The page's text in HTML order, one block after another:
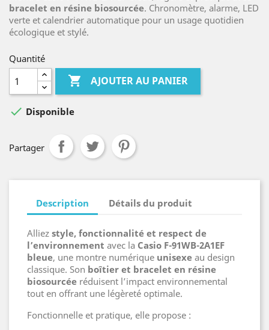
bracelet en résine biosourcée. Chronomètre, alarme, LED
verte et calendrier automatique pour un usage quotidien
écologique et stylé.
Quantité
 AJOUTER AU PANIER
 Disponible
Partager
Description Détails du produit
Alliez style, fonctionnalité et respect de
l’environnement avec la Casio F-91WB-2A1EF
bleue, une montre numérique unisexe au design
classique. Son boîtier et bracelet en résine
biosourcée réduisent l’impact environnemental
tout en offrant une légèreté optimale.
Fonctionnelle et pratique, elle propose :